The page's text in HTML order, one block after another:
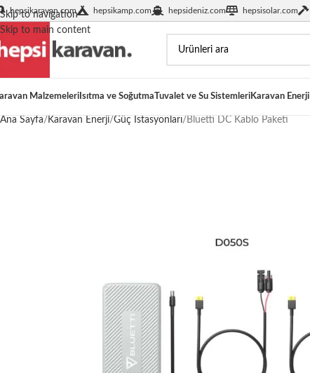
Skip to navigation
Skip to main content
hepsikaravan.com hepsikamp.com hepsideniz.com hepsisolar.com
Malzemeleri Isıtma ve SoğutmaTuvalet ve Su SistemleriKaravan Enerji
Ana Sayfa Karavan Enerji Güç İstasyonları Bluetti DC Kablo Paketi